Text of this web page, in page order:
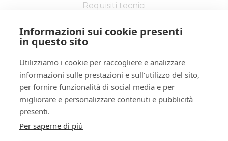
LOTTO UNICO
Genere lotto
IMMOBILI
Categoria
IMMOBILE RESIDENZIALE
Indirizzo
Via Dosso 14/B
Città
26034
Città
Piadena Drizzona
Provincia
Cremona
Via delle Industrie, 20 - Cremona 26100 -
CR
Tel:037220200| Fax:0372/458077
Email:
Requisiti tecnici
Informazioni sui cookie presenti
in questo sito
Utilizziamo i cookie per raccogliere e analizzare
informazioni sulle prestazioni e sull'utilizzo del sito,
per fornire funzionalità di social media e per
migliorare e personalizzare contenuti e pubblicità
presenti.
Per saperne di più